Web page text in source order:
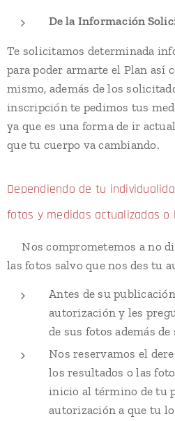
De la Información
Te solicitamos determinada
para poder armarte el Plan así
mismo, además de los
inscripción te pedimos tus
ya que es una forma de ir
que tu cuerpo va cambiando.
Dependiendo de tu
fotos y medidas actualizadas o
👉Nos comprometemos a no
las fotos salvo que nos des tu
Antes de su
autorización y les
de sus fotos además de
Nos reservamos el
los resultados o las
inicio al término de tu
autorización a que tu